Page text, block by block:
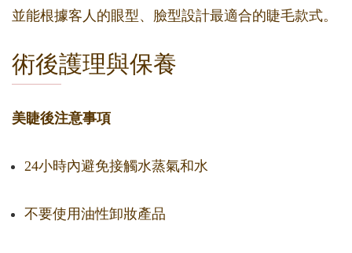
並能根據客人的眼型、臉型設計最適合的睫毛款式。
術後護理與保養
美睫後注意事項
24小時內避免接觸水蒸氣和水
不要使用油性卸妝產品